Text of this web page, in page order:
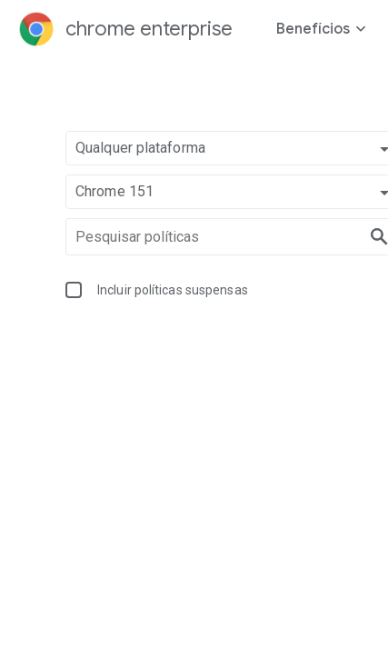
chrome enterprise Benefícios
Qualquer plataforma
Chrome 151
Incluir políticas suspensas